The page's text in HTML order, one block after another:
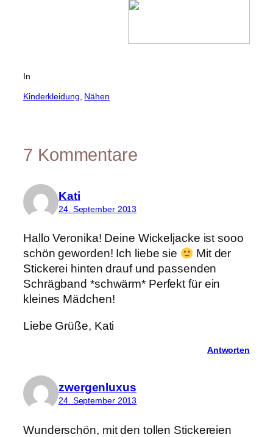
In
Kinderkleidung Nähen
7 Kommentare
Kati
24. September 2013
Hallo Veronika! Deine Wickeljacke ist sooo
schön geworden! Ich liebe sie
Mit der
Stickerei hinten drauf und passenden
Schrägband *schwärm* Perfekt für ein
kleines Mädchen!
Liebe Grüße, Kati
Antworten
zwergenluxus
24. September 2013
Wunderschön, mit den tollen Stickereien